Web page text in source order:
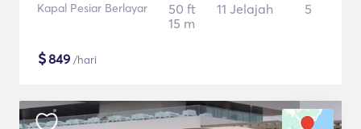
Kapal Pesiar Berlayar
50 ft
15 m
11 Jelajah 5
$849 /hari